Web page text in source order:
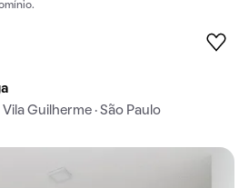
Guilherme · São Paulo